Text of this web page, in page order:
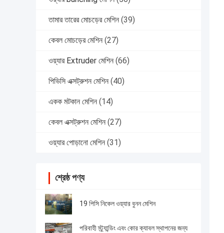
তামার তারের মোচড়ের মেশিন (39)
কেবল মোচড়ের মেশিন (27)
ওয়্যার Extruder মেশিন (66)
পিভিসি এক্সট্রুশন মেশিন (40)
একক মটকান মেশিন (14)
কেবল এক্সট্রুশন মেশিন (27)
ওয়্যার পোড়ানো মেশিন (31)
শ্রেষ্ঠ পণ্য
19 পিসি নিকেল ওয়্যার বুনন মেশিন
পরিবাহী স্ট্র্যান্ডিং এবং কোর ক্যাবল স্থাপনের জন্য